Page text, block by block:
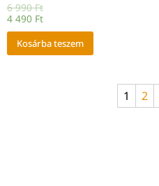
6 990Ft
4 490 Ft
Kosárba teszem
1 2